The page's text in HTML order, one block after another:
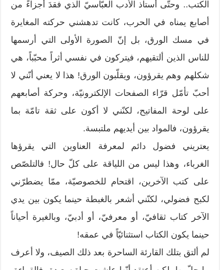
الكتب.. وحتّى أستاذ الأدب العبّاسيّ الذي فقدَ أجزاءً من
أصابع يمناه في الحرب، كانت تدهشني حركته المغايرة
في مسك الورق، بل إنّ الصورة الأولى التي أرسمها
للناس الذين ألتقيهم، فيتركون في نفسي أثراً محبّباً، هي
شكلهم وهم يقرؤون، ويقلّبون الورق! هذا لا يعني أنّني لا
أحبّ تأمّل قرّاء الصفحات الإلكترونيّة، وحركة أصابعهم
على لوحة المفاتيح، لكنّني لا أكون على ثقة تامّة بما
يقرؤون، فالمواد بين أيديهم ملتبسة.
يعتريني فضول دائم لمعرفة العناوين التي يقرؤها
الغرباء، وهذا ليس من اللياقة على كلّ حال! فالتلصّص
على كتب الآخرين، اقتحام للخصوصيّة، ممّا يضطرّني
لكبح فضولي، لكنّني أشعر بالغبطة حينما يكون بين يدي
الآخر كتاب ثقافيّ، أو معرفيّ، أو أدبيّ، وبالغيرة أحياناً
حينما يكون الكتاب استثنائيّاً في عمقه!
لم ألتق بتلك القارئة الساحرة بعد ذلك الصيف، ولا أعرف